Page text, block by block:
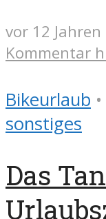
vor 12 Jahren
Kommentar
Bikeurlaub •
sonstiges
Das